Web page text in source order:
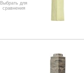
Выбрать для
сравнения